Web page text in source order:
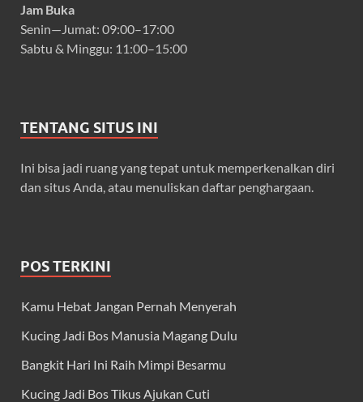
Jam Buka
Senin—Jumat: 09:00–17:00
Sabtu & Minggu: 11:00–15:00
TENTANG SITUS INI
Ini bisa jadi ruang yang tepat untuk memperkenalkan diri
dan situs Anda, atau menuliskan daftar penghargaan.
POS TERKINI
Kamu Hebat Jangan Pernah Menyerah
Kucing Jadi Bos Manusia Magang Dulu
Bangkit Hari Ini Raih Mimpi Besarmu
Kucing Jadi Bos Tikus Ajukan Cuti